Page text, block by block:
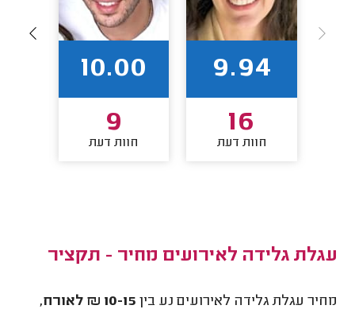
9.94
16
חוות דעת
10.00
9
חוות דעת
עגלת גלידה לאירועים מחיר - תקציר
מחיר עגלת גלידה לאירועים נע בין
10-15 ₪ לאורח,